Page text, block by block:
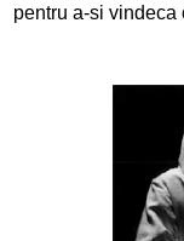
pentru a-si vindeca